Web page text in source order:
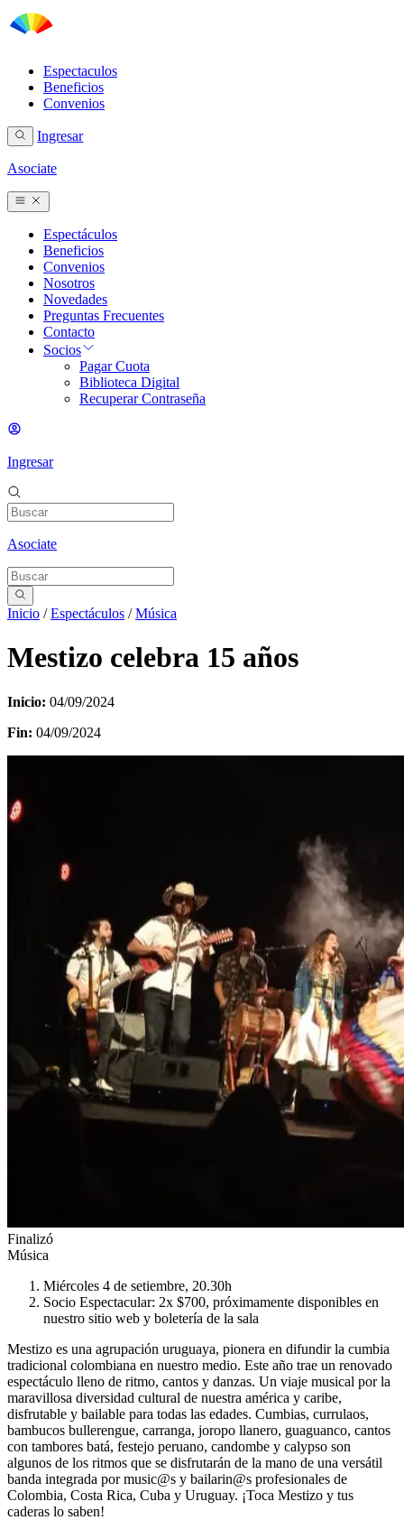
Espectaculos
Beneficios
Convenios
Ingresar
Asociate
Espectáculos
Beneficios
Convenios
Nosotros
Novedades
Preguntas Frecuentes
Contacto
Socios
Pagar Cuota
Biblioteca Digital
Recuperar Contraseña
Ingresar
Asociate
Inicio /Espectáculos /Música
Mestizo celebra 15 años
Inicio: 04/09/2024
Fin: 04/09/2024
Finalizó
Música
Miércoles 4 de setiembre, 20.30h
Socio Espectacular: 2x $700, próximamente disponibles en
nuestro sitio web y boletería de la sala
Mestizo es una agrupación uruguaya, pionera en difundir la cumbia
tradicional colombiana en nuestro medio. Este año trae un renovado
espectáculo lleno de ritmo, cantos y danzas. Un viaje musical por la
maravillosa diversidad cultural de nuestra américa y caribe,
disfrutable y bailable para todas las edades. Cumbias, currulaos,
bambucos bullerengue, carranga, joropo llanero, guaguanco, cantos
con tambores batá, festejo peruano, candombe y calypso son
algunos de los ritmos que se disfrutarán de la mano de una versátil
banda integrada por music@s y bailarin@s profesionales de
Colombia, Costa Rica, Cuba y Uruguay. ¡Toca Mestizo y tus
caderas lo saben!